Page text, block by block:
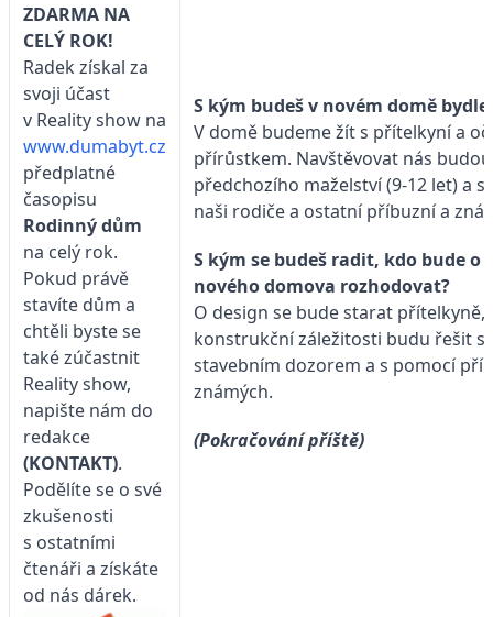
ZDARMA NA
CELÝ ROK!
Radek získal za
svoji účast
v Reality show na
www.dumabyt.cz
předplatné
časopisu
Rodinný dům
na celý rok.
Pokud právě
stavíte dům a
chtěli byste se
také zúčastnit
Reality show,
napište nám do
redakce
(KONTAKT).
Podělíte se o své
zkušenosti
s ostatními
čtenáři a získáte
od nás dárek.
S kým budeš v novém domě
V domě budeme žít s přítelkyní a
přírůstkem. Navštěvovat nás
předchozího maželství (9-12 let) a
naši rodiče a ostatní příbuzní a
S kým se budeš radit, kdo bude o
nového domova rozhodovat?
O design se bude starat přítelkyně,
konstrukční záležitosti budu řešit s
stavebním dozorem a s pomocí
známých.
(Pokračování příště)